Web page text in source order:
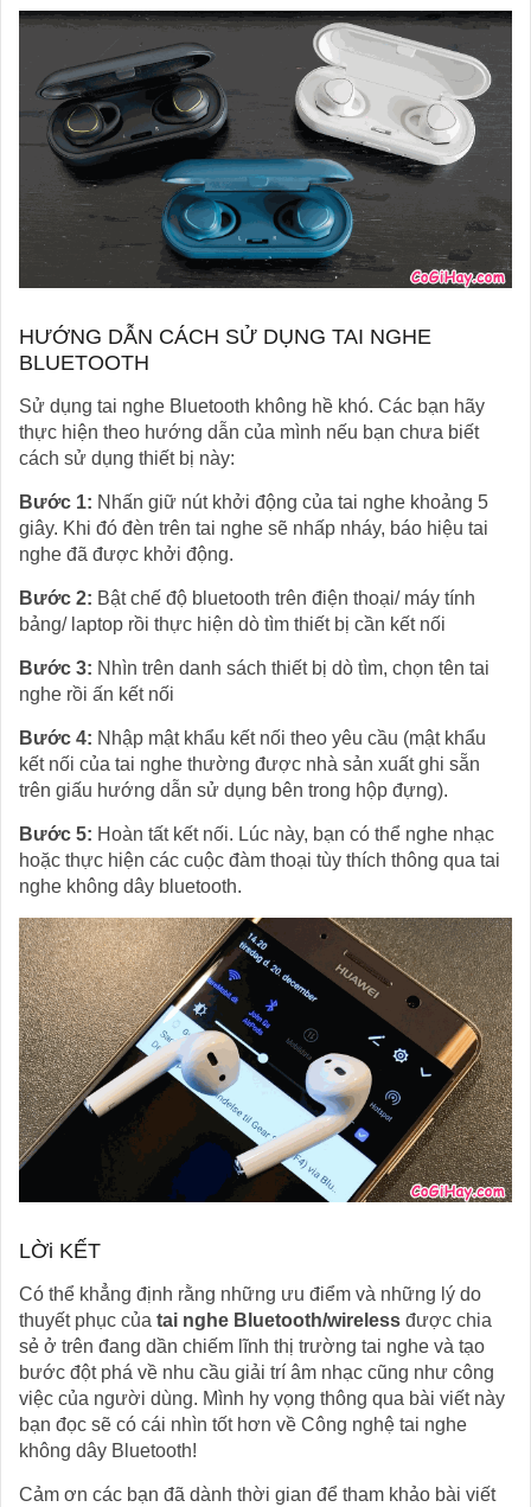
HƯỚNG DẪN CÁCH SỬ DỤNG TAI NGHE
BLUETOOTH
Sử dụng tai nghe Bluetooth không hề khó. Các bạn hãy
thực hiện theo hướng dẫn của mình nếu bạn chưa biết
cách sử dụng thiết bị này:
Bước 1: Nhấn giữ nút khởi động của tai nghe khoảng 5
giây. Khi đó đèn trên tai nghe sẽ nhấp nháy, báo hiệu tai
nghe đã được khởi động.
Bước 2: Bật chế độ bluetooth trên điện thoại/ máy tính
bảng/ laptop rồi thực hiện dò tìm thiết bị cần kết nối
Bước 3: Nhìn trên danh sách thiết bị dò tìm, chọn tên tai
nghe rồi ấn kết nối
Bước 4: Nhập mật khẩu kết nối theo yêu cầu (mật khẩu
kết nối của tai nghe thường được nhà sản xuất ghi sẵn
trên giấu hướng dẫn sử dụng bên trong hộp đựng).
Bước 5: Hoàn tất kết nối. Lúc này, bạn có thể nghe nhạc
hoặc thực hiện các cuộc đàm thoại tùy thích thông qua tai
nghe không dây bluetooth.
LỜi KẾT
Có thể khẳng định rằng những ưu điểm và những lý do
thuyết phục của tai nghe Bluetooth/wireless được chia
sẻ ở trên đang dần chiếm lĩnh thị trường tai nghe và tạo
bước đột phá về nhu cầu giải trí âm nhạc cũng như công
việc của người dùng. Mình hy vọng thông qua bài viết này
bạn đọc sẽ có cái nhìn tốt hơn về Công nghệ tai nghe
không dây Bluetooth!
Cảm ơn các bạn đã dành thời gian để tham khảo bài viết